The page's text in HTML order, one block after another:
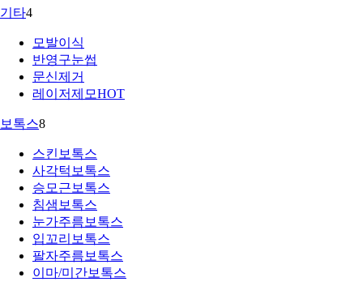
기타4
모발이식
반영구눈썹
문신제거
레이저제모HOT
보톡스8
스킨보톡스
사각턱보톡스
승모근보톡스
침샘보톡스
눈가주름보톡스
입꼬리보톡스
팔자주름보톡스
이마/미간보톡스